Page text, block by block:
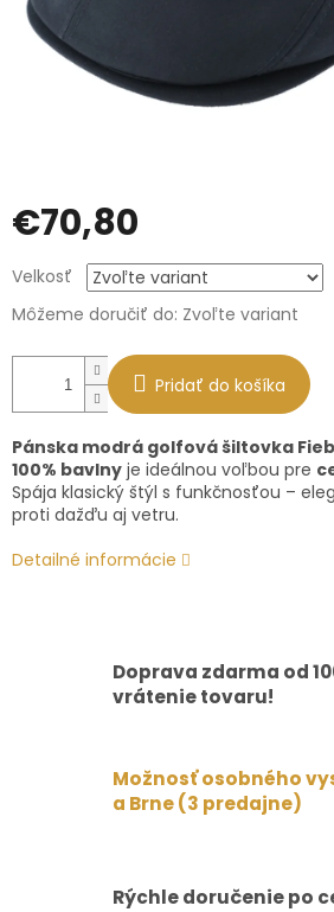
€70,80
Jednotková
cena:
Velkosť
Môžeme doručiť do: Zvoľte variant
Pridať do košíka
Pánska modrá golfová šiltovka
100% bavlny je ideálnou voľbou pre
Spája klasický štýl s funkčnosťou –
proti dažďu aj vetru.
Detailné informácie
Doprava zdarma od
vrátenie tovaru!
Možnosť osobného
a Brne (3 predajne)
Rýchle doručenie po